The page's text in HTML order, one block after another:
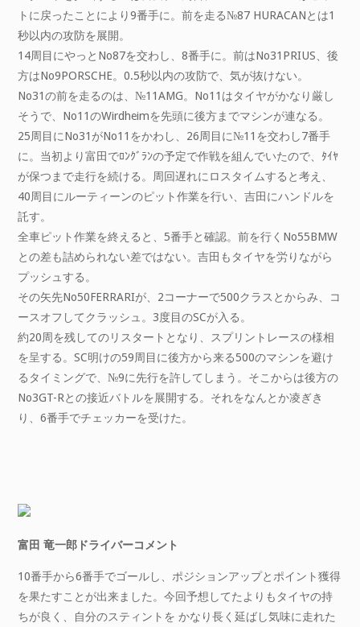
トに戻ったことにより9番手に。前を走る№87 HURACANとは1
秒以内の攻防を展開。
14周目にやっとNo87を交わし、8番手に。前はNo31PRIUS、後
方はNo9PORSCHE。0.5秒以内の攻防で、気が抜けない。
No31の前を走るのは、№11AMG。No11はタイヤがかなり厳し
そうで、No11のWirdheimを先頭に後方までマシンが連なる。
25周目にNo31がNo11をかわし、26周目に№11を交わし7番手
に。当初より富田でﾛﾝｸﾞﾗﾝの予定で作戦を組んでいたので、ﾀｲﾔ
が保つまで走行を続ける。周回遅れにロスタイムすると考え、
40周目にルーティーンのピット作業を行い、吉田にハンドルを
託す。
全車ピット作業を終えると、5番手と確認。前を行くNo55BMW
との差も詰められない差ではない。吉田もタイヤを労りながら
プッシュする。
その矢先No50FERRARIが、2コーナーで500クラスとからみ、コ
ースオフしてクラッシュ。3度目のSCが入る。
約20周を残してのリスタートとなり、スプリントレースの様相
を呈する。SC明けの59周目に後方から来る500のマシンを避け
るタイミングで、№9に先行を許してしまう。そこからは後方の
No3GT-Rとの接近バトルを展開する。それをなんとか凌ぎき
り、6番手でチェッカーを受けた。
富田 竜一郎ドライバーコメント
10番手から6番手でゴールし、ポジションアップとポイント獲得
を果たすことが出来ました。今回予想してたよりもタイヤの持
ちが良く、自分のスティントを かなり長く延ばし気味に走れた